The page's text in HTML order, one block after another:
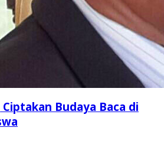
Budaya Baca di